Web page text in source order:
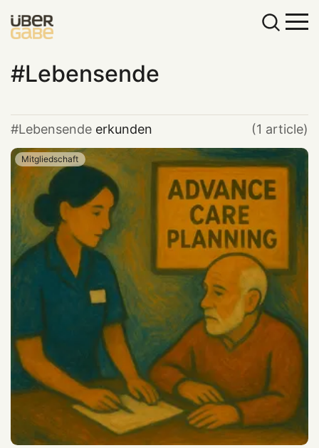
Lebensende
Lebensende erkunden (1 article)
Mitgliedschaft